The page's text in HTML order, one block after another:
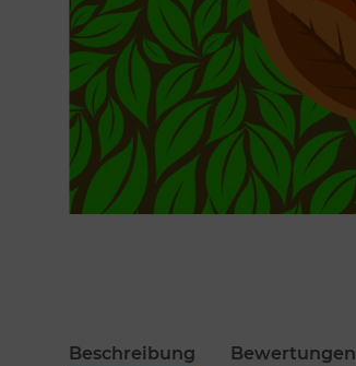
Beschreibung Bewertungen